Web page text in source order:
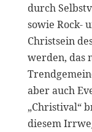
durch
sowie Rock-
Christsein
werden, das
aber auch
„Christival“
diesem